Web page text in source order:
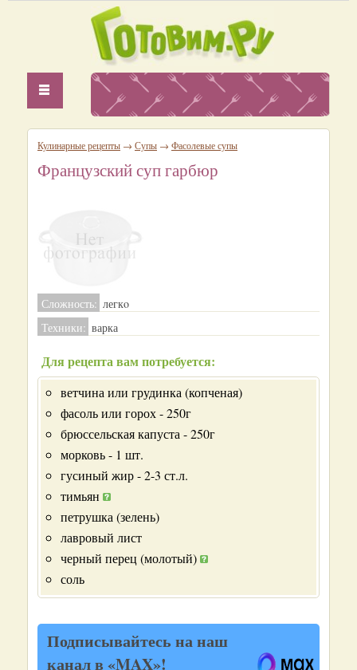
Кулинарные рецепты → Супы → Фасолевые супы
Французский суп гарбюр
Сложность: легкo
Техники: варка
Для рецепта вам потребуется:
ветчина или грудинка (копченая)
фасоль или горох - 250г
брюссельская капуста - 250г
морковь - 1 шт.
гусиный жир - 2-3 ст.л.
тимьян
петрушка (зелень)
лавровый лист
черный перец (молотый)
соль
Подписывайтесь на наш
канал в «MAX»!